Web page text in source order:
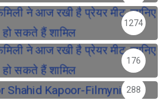
1274
176
288